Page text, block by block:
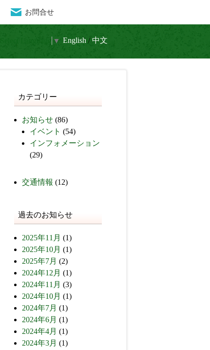
お問合せ
▼ English /中文
カテゴリー
お知らせ (86)
イベント (54)
インフォメーション
(29)
交通情報 (12)
過去のお知らせ
2025年11月 (1)
2025年10月 (1)
2025年7月 (2)
2024年12月 (1)
2024年11月 (3)
2024年10月 (1)
2024年7月 (1)
2024年6月 (1)
2024年4月 (1)
2024年3月 (1)